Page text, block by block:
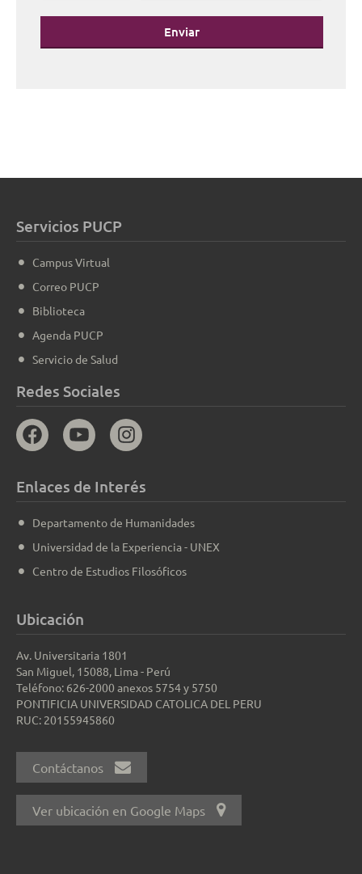
Enviar
Servicios PUCP
Campus Virtual
Correo PUCP
Biblioteca
Agenda PUCP
Servicio de Salud
Redes Sociales
Enlaces de Interés
Departamento de Humanidades
Universidad de la Experiencia - UNEX
Centro de Estudios Filosóficos
Ubicación
Av. Universitaria 1801
San Miguel, 15088, Lima - Perú
Teléfono: 626-2000 anexos 5754 y 5750
PONTIFICIA UNIVERSIDAD CATOLICA DEL PERU
RUC: 20155945860
Contáctanos
Ver ubicación en Google Maps